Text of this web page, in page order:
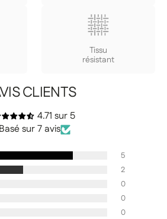
Tissu
résistant
CLIENTS
4.71 sur 5
Basé sur 7 avis
5
2
0
0
0